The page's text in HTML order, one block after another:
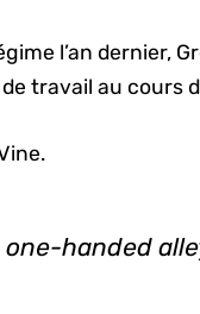
l’an dernier,
de travail au cours
handed